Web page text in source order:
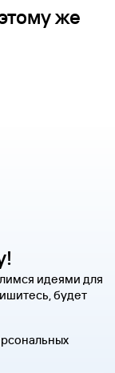
же
идеями для
будет